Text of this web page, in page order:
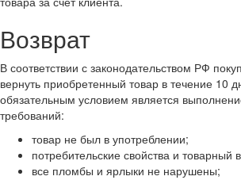
Возврат
В соответствии с законодательством РФ
вернуть приобретенный товар в течение 10
обязательным условием является
требований:
товар не был в употреблении;
потребительские свойства и товарный
все пломбы и ярлыки не нарушены;